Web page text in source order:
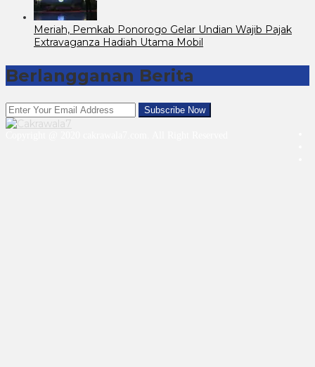
Meriah, Pemkab Ponorogo Gelar Undian Wajib Pajak
Extravaganza Hadiah Utama Mobil
Berlangganan Berita